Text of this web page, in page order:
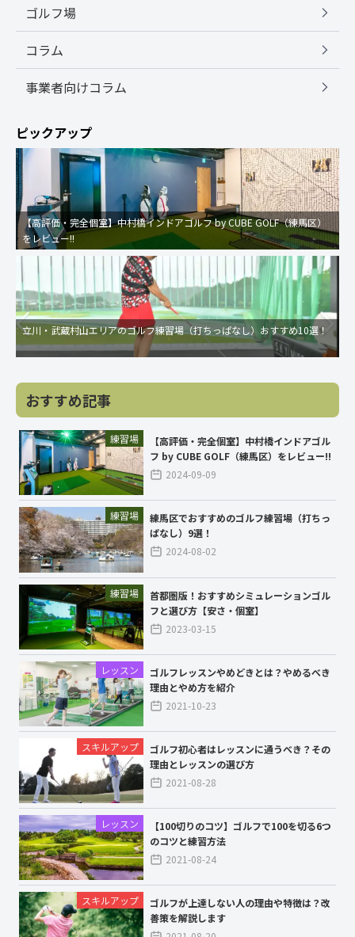
ゴルフ場
コラム
事業者向けコラム
ピックアップ
【高評価・完全個室】中村橋インドアゴルフ by CUBE GOLF（練馬区）
をレビュー!!
立川・武蔵村山エリアのゴルフ練習場（打ちっぱなし）おすすめ10選！
おすすめ記事
練習場
【高評価・完全個室】中村橋インドアゴル
フ by CUBE GOLF（練馬区）をレビュー!!
2024-09-09
練習場
練馬区でおすすめのゴルフ練習場（打ちっ
ぱなし）9選！
2024-08-02
練習場
首都圏版！おすすめシミュレーションゴル
フと選び方【安さ・個室】
2023-03-15
レッスン
ゴルフレッスンやめどきとは？やめるべき
理由とやめ方を紹介
2021-10-23
スキルアップ
ゴルフ初心者はレッスンに通うべき？その
理由とレッスンの選び方
2021-08-28
レッスン
【100切りのコツ】ゴルフで100を切る6つ
のコツと練習方法
2021-08-24
スキルアップ
ゴルフが上達しない人の理由や特徴は？改
善策を解説します